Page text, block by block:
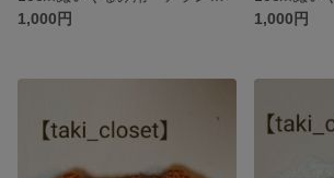
1,000円
1,000円